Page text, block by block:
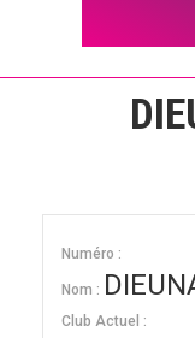
Numéro :
Nom :
Club Actuel :